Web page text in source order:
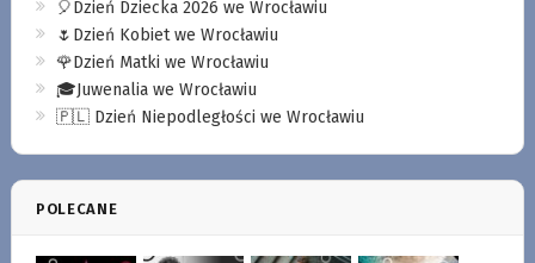
🎈Dzień Dziecka 2026 we Wrocławiu
🌷Dzień Kobiet we Wrocławiu
🌹Dzień Matki we Wrocławiu
🎓Juwenalia we Wrocławiu
🇵🇱 Dzień Niepodległości we Wrocławiu
POLECANE